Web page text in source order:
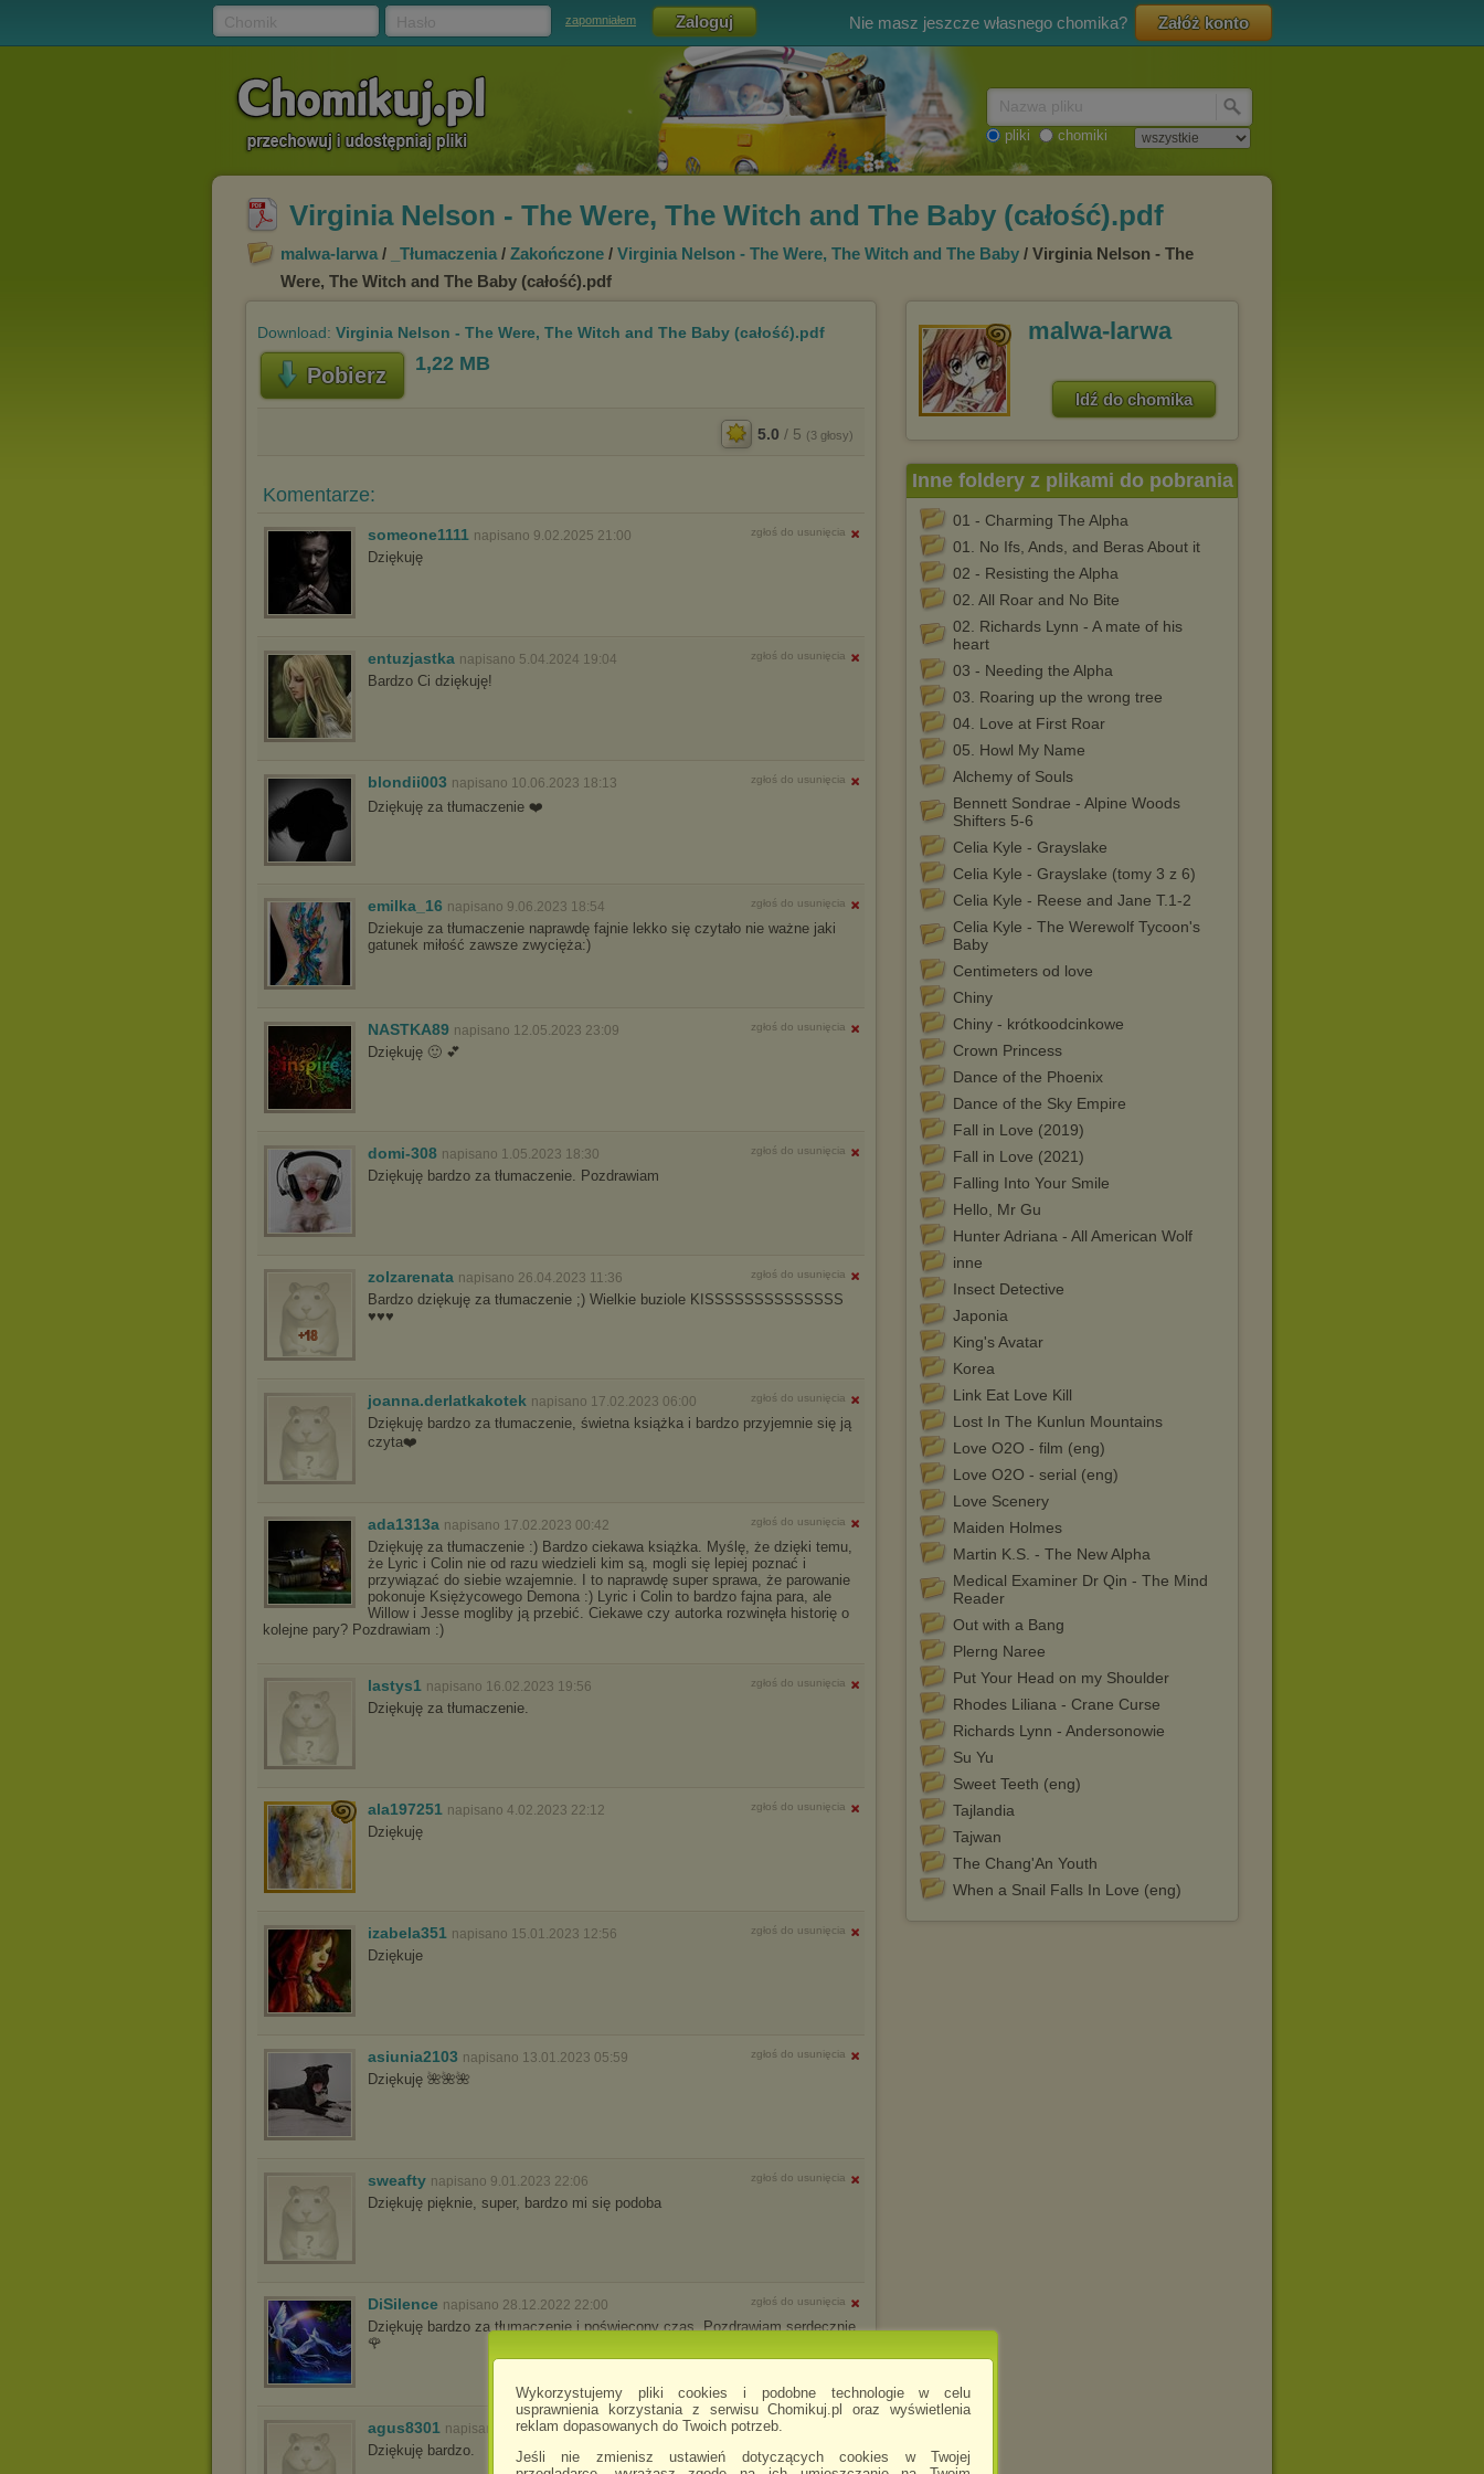
Wykorzystujemy pliki cookies i podobne technologie w celu
usprawnienia korzystania z serwisu Chomikuj.pl oraz wyświetlenia
reklam dopasowanych do Twoich potrzeb.
Jeśli nie zmienisz ustawień dotyczących cookies w Twojej
zapomniałem Nie masz jeszcze własnego chomika? Załóż konto
pliki chomiki
Virginia Nelson - The Were, The Witch and The Baby (całość).pdf
malwa-larwa / _Tłumaczenia / Zakończone / Virginia Nelson - The Were, The Witch and The Baby / Virginia Nelson - The
Were, The Witch and The Baby (całość).pdf
Download: Virginia Nelson - The Were, The Witch and The Baby (całość).pdf
Pobierz 1,22 MB
5.0 / 5 (3 głosy)
Komentarze:
someone1111 napisano 9.02.2025 21:00 zgłoś do usunięcia
Dziękuję
entuzjastka napisano 5.04.2024 19:04 zgłoś do usunięcia
Bardzo Ci dziękuję!
blondii003 napisano 10.06.2023 18:13 zgłoś do usunięcia
Dziękuję za tłumaczenie ❤️
emilka_16 napisano 9.06.2023 18:54 zgłoś do usunięcia
Dziekuje za tłumaczenie naprawdę fajnie lekko się czytało nie ważne jaki
gatunek miłość zawsze zwycięża:)
NASTKA89 napisano 12.05.2023 23:09 zgłoś do usunięcia
Dziękuję 🙂 💕
domi-308 napisano 1.05.2023 18:30 zgłoś do usunięcia
Dziękuję bardzo za tłumaczenie. Pozdrawiam
zolzarenata napisano 26.04.2023 11:36 zgłoś do usunięcia
Bardzo dziękuję za tłumaczenie ;) Wielkie buziole KISSSSSSSSSSSSSS
♥♥♥
joanna.derlatkakotek napisano 17.02.2023 06:00 zgłoś do usunięcia
Dziękuję bardzo za tłumaczenie, świetna książka i bardzo przyjemnie się ją
czyta❤️
ada1313a napisano 17.02.2023 00:42 zgłoś do usunięcia
Dziękuję za tłumaczenie :) Bardzo ciekawa książka. Myślę, że dzięki temu,
że Lyric i Colin nie od razu wiedzieli kim są, mogli się lepiej poznać i
przywiązać do siebie wzajemnie. I to naprawdę super sprawa, że parowanie
pokonuje Księżycowego Demona :) Lyric i Colin to bardzo fajna para, ale
Willow i Jesse mogliby ją przebić. Ciekawe czy autorka rozwinęła historię o
kolejne pary? Pozdrawiam :)
lastys1 napisano 16.02.2023 19:56 zgłoś do usunięcia
Dziękuję za tłumaczenie.
ala197251 napisano 4.02.2023 22:12 zgłoś do usunięcia
Dziękuję
izabela351 napisano 15.01.2023 12:56 zgłoś do usunięcia
Dziękuje
asiunia2103 napisano 13.01.2023 05:59 zgłoś do usunięcia
Dziękuję 🌺🌺🌺
sweafty napisano 9.01.2023 22:06 zgłoś do usunięcia
Dziękuję pięknie, super, bardzo mi się podoba
DiSilence napisano 28.12.2022 22:00 zgłoś do usunięcia
Dziękuję bardzo za tłumaczenie i poświęcony czas. Pozdrawiam serdecznie
🌹
agus8301 napisano 27.12.2022 18:35 zgłoś do usunięcia
Dziękuję bardzo.
malwa-larwa
Idź do chomika
Inne foldery z plikami do pobrania
01 - Charming The Alpha
01. No Ifs, Ands, and Beras About it
02 - Resisting the Alpha
02. All Roar and No Bite
02. Richards Lynn - A mate of his
heart
03 - Needing the Alpha
03. Roaring up the wrong tree
04. Love at First Roar
05. Howl My Name
Alchemy of Souls
Bennett Sondrae - Alpine Woods
Shifters 5-6
Celia Kyle - Grayslake
Celia Kyle - Grayslake (tomy 3 z 6)
Celia Kyle - Reese and Jane T.1-2
Celia Kyle - The Werewolf Tycoon's
Baby
Centimeters od love
Chiny
Chiny - krótkoodcinkowe
Crown Princess
Dance of the Phoenix
Dance of the Sky Empire
Fall in Love (2019)
Fall in Love (2021)
Falling Into Your Smile
Hello, Mr Gu
Hunter Adriana - All American Wolf
inne
Insect Detective
Japonia
King's Avatar
Korea
Link Eat Love Kill
Lost In The Kunlun Mountains
Love O2O - film (eng)
Love O2O - serial (eng)
Love Scenery
Maiden Holmes
Martin K.S. - The New Alpha
Medical Examiner Dr Qin - The Mind
Reader
Out with a Bang
Plerng Naree
Put Your Head on my Shoulder
Rhodes Liliana - Crane Curse
Richards Lynn - Andersonowie
Su Yu
Sweet Teeth (eng)
Tajlandia
Tajwan
The Chang'An Youth
When a Snail Falls In Love (eng)